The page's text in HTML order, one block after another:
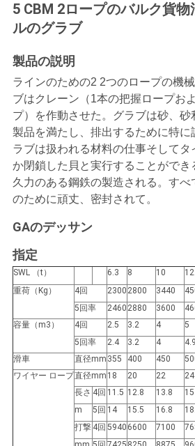
ア
ー
品
質
管
理
ニ
ュ
ー
事
件
CONTACT
5 CBM 2ロープのバルク貨
ルのグラブ
製品の説明
ラインのための2 2つのロープの機
ブはクレーン（1本の把握ロープお
プ）を作動させた。グラブは砂、砂
製品を満たし、排出するために特に
ラブは扱われる材料の仕事そしてタ
か閉鎖した貝と実行することができ
久力のある鋼鉄の製造される。す
のために頑丈、密封されて。
GAのデッサン
指定
SWL （t） 6.3 8 10
重荷（Kg）
4回 2300 2800 3440
5回率
2460 2880 3600
容量（m3）
4回 2.5 3.2 4 5
5回率
2.4 3.2 4 4.9
滑車
直径mm 355 400 450
ワイヤー ロープ直径mm 18 20 22 24
長さ 4回 11.5 12.8 13.8 15
m
5回 14 15.5 16.8
打撃 4回 5940 6600 7100